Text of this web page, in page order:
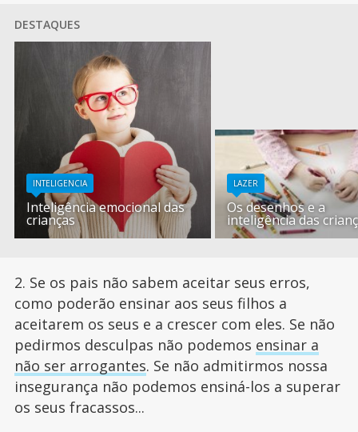
DESTAQUES
INTELIGENCIA
Inteligência emocional das
crianças
LAZER
Os desenhos e a
inteligência das
2. Se os pais não sabem aceitar seus erros,
como poderão ensinar aos seus filhos a
aceitarem os seus e a crescer com eles. Se não
pedirmos desculpas não podemos ensinar a
não ser arrogantes. Se não admitirmos nossa
insegurança não podemos ensiná-los a superar
os seus fracassos...